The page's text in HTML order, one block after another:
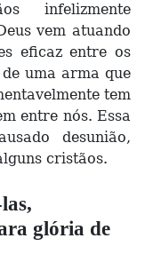
infelizmente
vem atuando
eficaz entre os
uma arma que
tem
entre nós. Essa
desunião,
cristãos.
glória de